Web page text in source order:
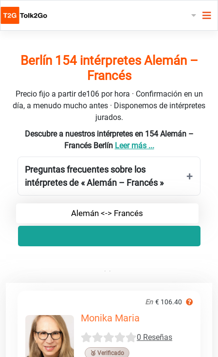
Berlín 154 intérpretes Alemán –
Francés
Precio fijo a partir de106 por hora · Confirmación en un
día, a menudo mucho antes · Disponemos de intérpretes
jurados.
Descubre a nuestros intérpretes en 154 Alemán –
Francés Berlín Leer más ...
Preguntas frecuentes sobre los
intérpretes de « Alemán – Francés »
Alemán <-> Francés
En € 106.40
Monika Maria
0 Reseñas
🥉 Verificado